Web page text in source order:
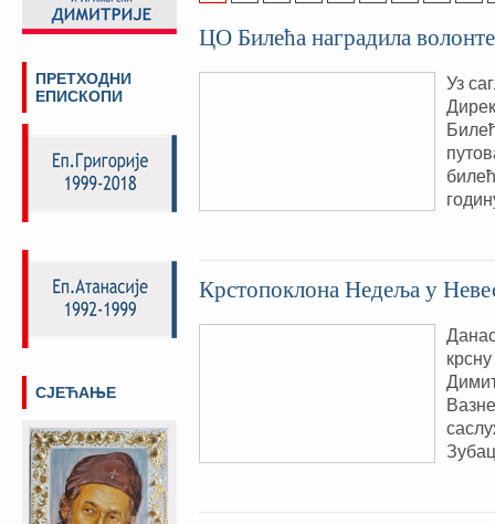
ЦО Билећа наградила
Уз
Крстопоклона Недеља у
ПРЕТХОДНИ
ЕПИСКОПИ
СЈЕЋАЊЕ